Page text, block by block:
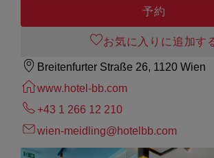
予約
お気に入りに追加す
Breitenfurter Straße 26, 1120 Wien
www.hotel-bb.com
+43 1 266 12 210
wien-meidling@hotelbb.com